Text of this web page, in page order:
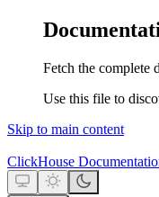
Fetch the complete
Use this file to
Skip to main content
ClickHouse